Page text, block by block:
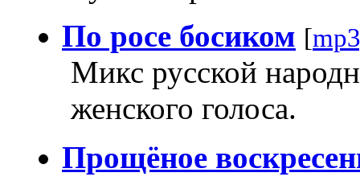
По росе босиком [
Микс русской
женского голоса.
Прощёное